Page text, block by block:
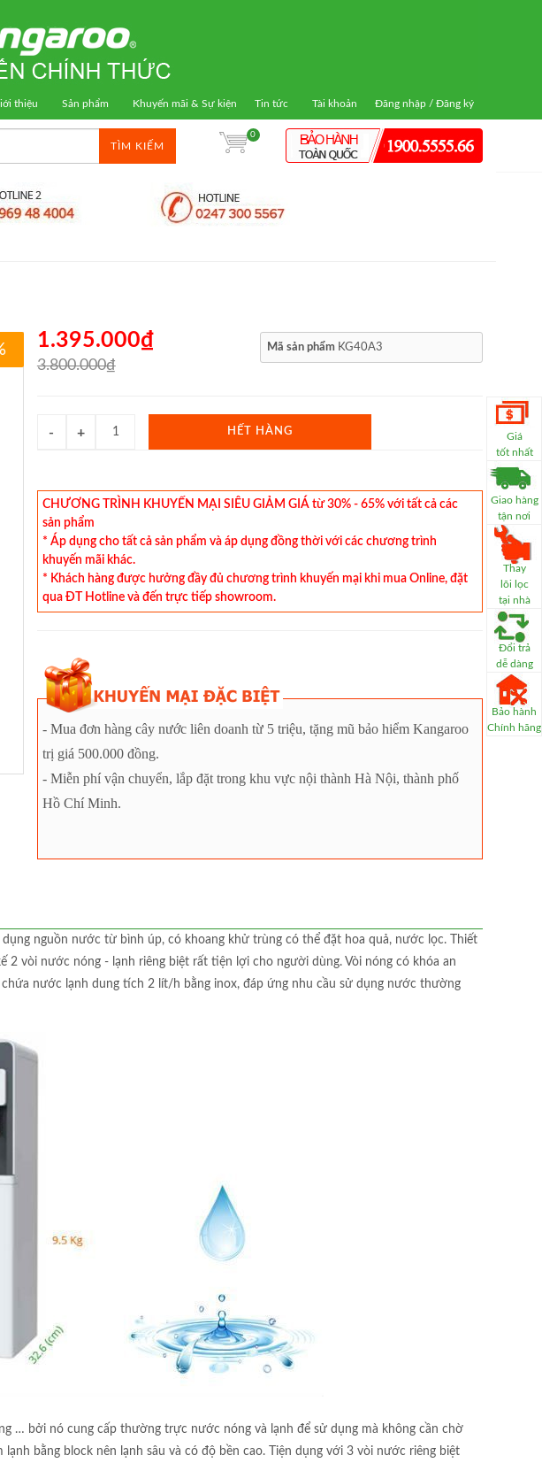
Giá
tốt nhất
Giao hàng
tận nơi
Thay
lõi lọc
tại nhà
Đổi trả
dễ dàng
Bảo hành
Chính hãng
thiệu Sản phẩm Khuyến mãi & Sự kiện Tin tức Tài khoản Đăng nhập / Đăng ký
TÌM KIẾM
0
1.395.000₫
3.800.000₫
Mã sản phẩm KG40A3
HẾT HÀNG
CHƯƠNG TRÌNH KHUYẾN MẠI SIÊU GIẢM GIÁ từ 30% - 65% với tất cả các
sản phẩm
* Áp dụng cho tất cả sản phẩm và áp dụng đồng thời với các chương trình
khuyến mãi khác.
* Khách hàng được hưởng đầy đủ chương trình khuyến mại khi mua Online, đặt
qua ĐT Hotline và đến trực tiếp showroom.
- Mua đơn hàng cây nước liên doanh từ 5 triệu, tặng mũ bảo hiểm Kangaroo
trị giá 500.000 đồng.
- Miễn phí vận chuyển, lắp đặt trong khu vực nội thành Hà Nội, thành phố
Hồ Chí Minh.
nguồn nước từ bình úp, có khoang khử trùng có thể đặt hoa quả, nước lọc. Thiết
2 vòi nước nóng - lạnh riêng biệt rất tiện lợi cho người dùng. Vòi nóng có khóa an
nước lạnh dung tích 2 lít/h bằng inox, đáp ứng nhu cầu sử dụng nước thường
… bởi nó cung cấp thường trực nước nóng và lạnh để sử dụng mà không cần chờ
bằng block nên lạnh sâu và có độ bền cao. Tiện dụng với 3 vòi nước riêng biệt